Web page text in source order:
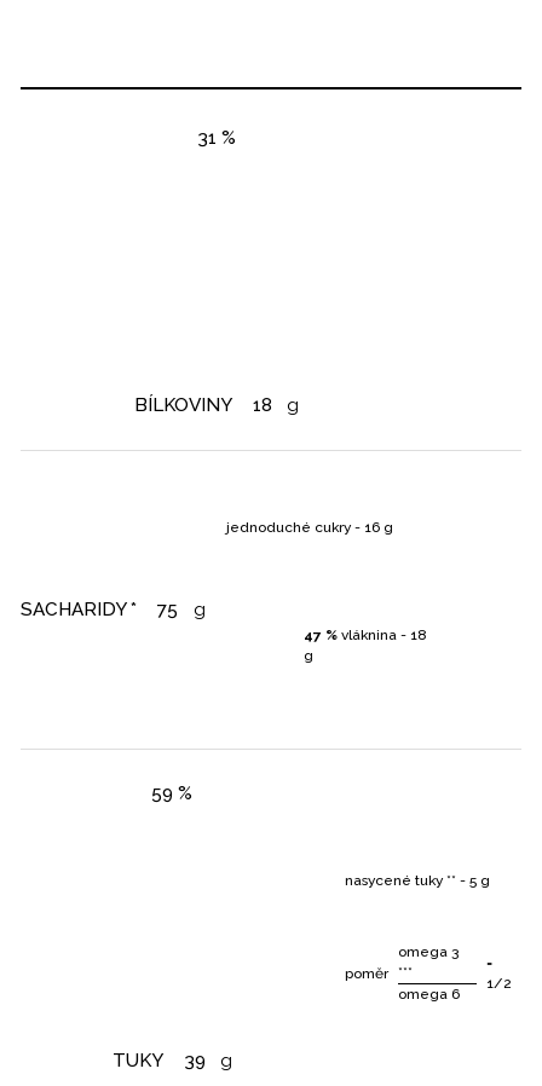
31 %
BÍLKOVINY 18 g
SACHARIDY * 75 g
jednoduché cukry - 16 g
47 %vláknina - 18
g
59 %
TUKY 39 g
nasycené tuky ** - 5 g
poměr
omega 3
***
omega 6
=
1/2